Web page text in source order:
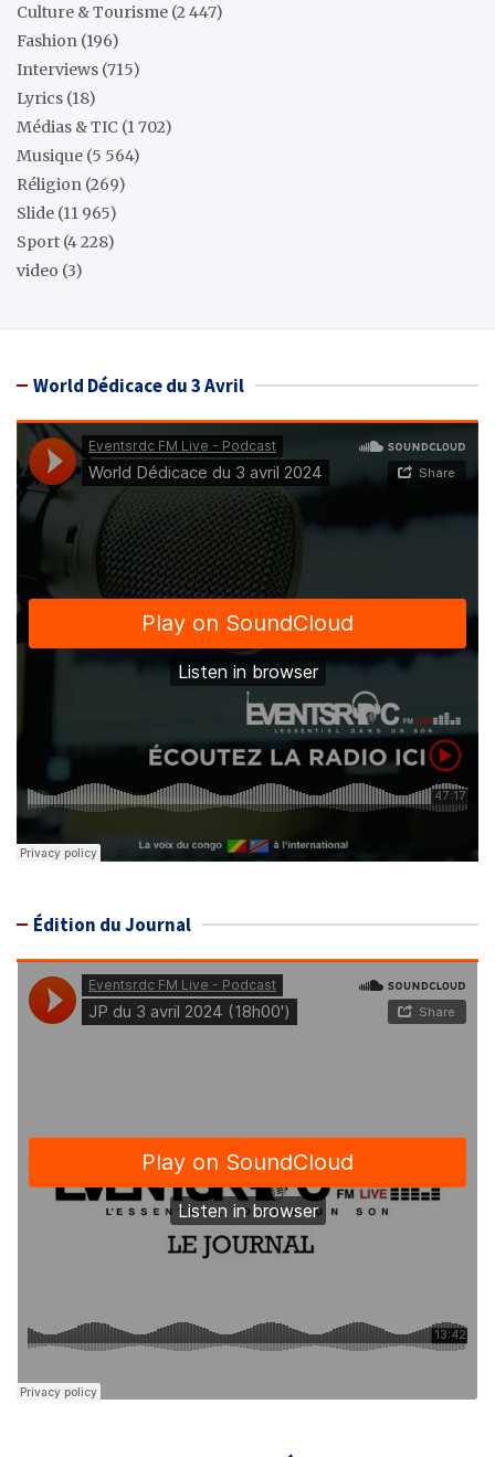
Culture & Tourisme (2 447)
Fashion (196)
Interviews (715)
Lyrics (18)
Médias & TIC (1 702)
Musique (5 564)
Réligion (269)
Slide (11 965)
Sport (4 228)
video (3)
World Dédicace du 3 Avril
Édition du Journal